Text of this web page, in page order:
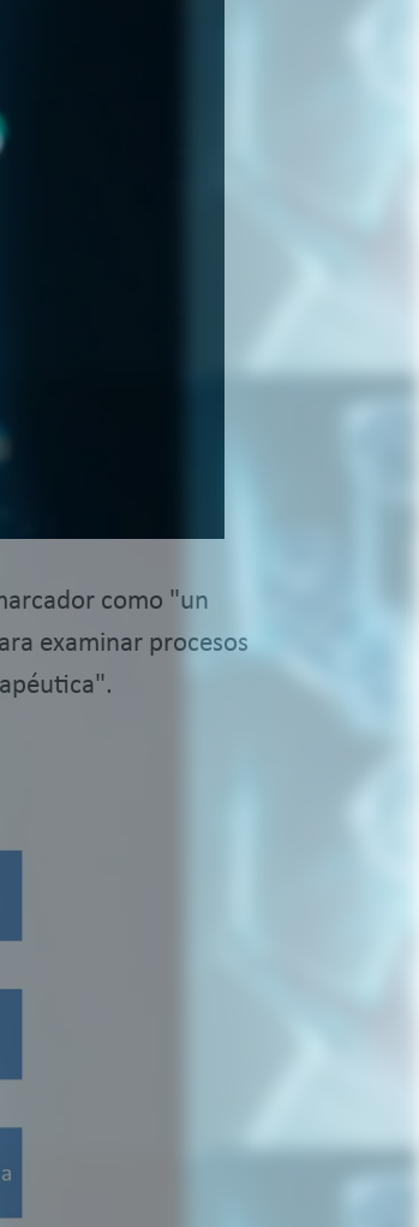
como "un
examinar procesos